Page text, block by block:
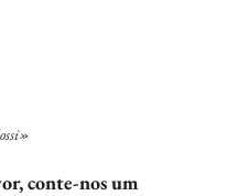
conte-nos um